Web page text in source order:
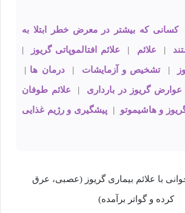
کسانی که بیشتر در معرض خطر ابتلا به
| علائم | علائم افتالموپاتی گریوز |
| تشخیص و آزمایشات | درمان ها |
عوارض گریوز در بارداری | علائم طوفان
و هاشیموتو | پیشگیری و رژیم غذایی